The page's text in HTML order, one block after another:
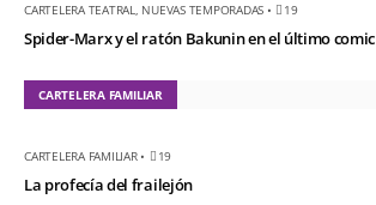
CARTELERA TEATRAL, NUEVAS TEMPORADAS • 19
Spider-Marx y el ratón Bakunin en el último comic
CARTELERA FAMILIAR
CARTELERA FAMILIAR• 19
La profecía del frailejón